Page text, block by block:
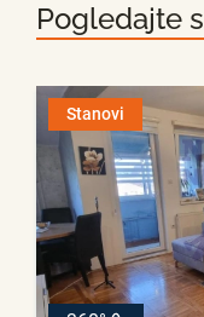
Pogledajte
Stanovi